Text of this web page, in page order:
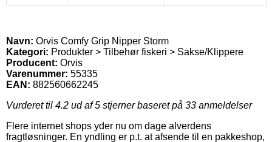
Navn: Orvis Comfy Grip Nipper Storm
Kategori: Produkter > Tilbehør fiskeri > Sakse/Klippere
Producent: Orvis
Varenummer: 55335
EAN: 882560662245
Vurderet til 4.2 ud af 5 stjerner baseret på 33 anmeldelser
Flere internet shops yder nu om dage alverdens
fragtløsninger. En yndling er p.t. at afsende til en pakkeshop,